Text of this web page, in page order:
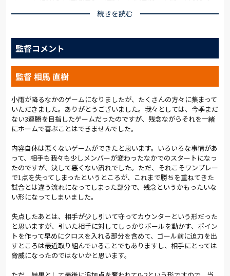
のは3連勝。降格圏から少しでも離れたいところだ。
先発メンバーには、高卒ルーキーのGK若林を初起用。控えのGK
もU18に所属する高校3年生の海本慶太朗(2種登録)で、若い守護
神の構成となった。4バックは、右から岡庭、新里、袴田、吉
永。中盤は、中央に連勝の大きな原動力となっている栗本、菊
地のダブルボランチ。右に柴山、左に矢島慎を配置。前線は、
河田と奥抜が2トップを組んだ。控えには、U18から昇格1年目
で初のベンチ入りとなったFW山﨑らが名を連ねた。
雨が降るなかでの試合序盤は、中盤で激しくボールを奪い合う
展開。4分に菊地が警告を受けたが、8分には町田の太田にも警
なり、相手のファウルを誘発。敵陣でFKの機会を得る場面も少
なくなかった。守備では、相手のビルドアップに対して積極的
にプレッシング。何度かロングパスによる速攻やカウンターで揺
さぶられたが、走力でカバー。シュートを打たれることなくし
のいだ。12分には、奥抜が相手GKへのプレスで競り合いに持ち
込み、守備でも前への意識を示した。
20分過ぎから、互いに攻撃がテンポアップ。26分、敵陣に押し
込んだ場面でバックパスを受けた袴田が右サイドにロングパス
を展開すると、柴山がワンタッチで中央へ折り返し、奥抜がシ
ュート。スピーディーにゴールを狙った。しかし、直後の27
続きを読む
監督コメント
監督 相馬 直樹
小雨が降るなかのゲームになりましたが、たくさんの方々に集まって
いただきました。ありがとうございました。我々としては、今季まだ
ない3連勝を目指したゲームだったのですが、残念ながらそれを一緒
にホームで喜ぶことはできませんでした。
内容自体は悪くないゲームができたと思います。いろいろな事情があ
って、相手も我々も少しメンバーが変わったなかでのスタートになっ
たのですが、決して悪くない流れでした。ただ、それこそワンプレー
で1点を失ってしまったというところが、これまで勝ちを重ねてきた
試合とは違う流れになってしまった部分で、残念というかもったいな
い形になってしまいました。
失点したあとは、相手が少し引いて守ってカウンターという形だった
と思いますが、引いた相手に対してしっかりボールを動かす、ポイン
トを作って早めにクロスを入れる部分を含めて、ゴール前に迫力を出
すところは最近取り組んでいることでもありますし、相手にとっては
脅威になったのではないかと思います。